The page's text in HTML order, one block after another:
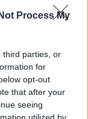
Process My
third parties, or
for
opt-out
that after your
seeing
utilized by